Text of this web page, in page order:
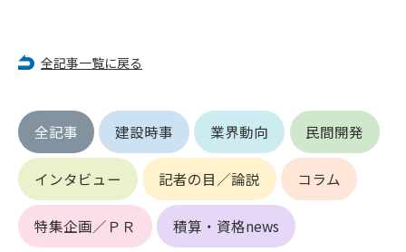
全記事一覧に戻る
全記事 建設時事 業界動向 民間開発
インタビュー 記者の目／論説 コラム
特集企画／ＰＲ 積算・資格news
(5) 第三者に不利益を与える行為
(6) 管理者が承認していない営利を目的とした行為
(8) 犯罪的行為に結びつく行為
(9) その他、法律に反する行為
(10) 建設資料館から知り得た情報及びダウンロードした情報
を、営利を目的として第三者に転売し、または転売のため
に第三者に提供すること
第7条（登録内容の削除）